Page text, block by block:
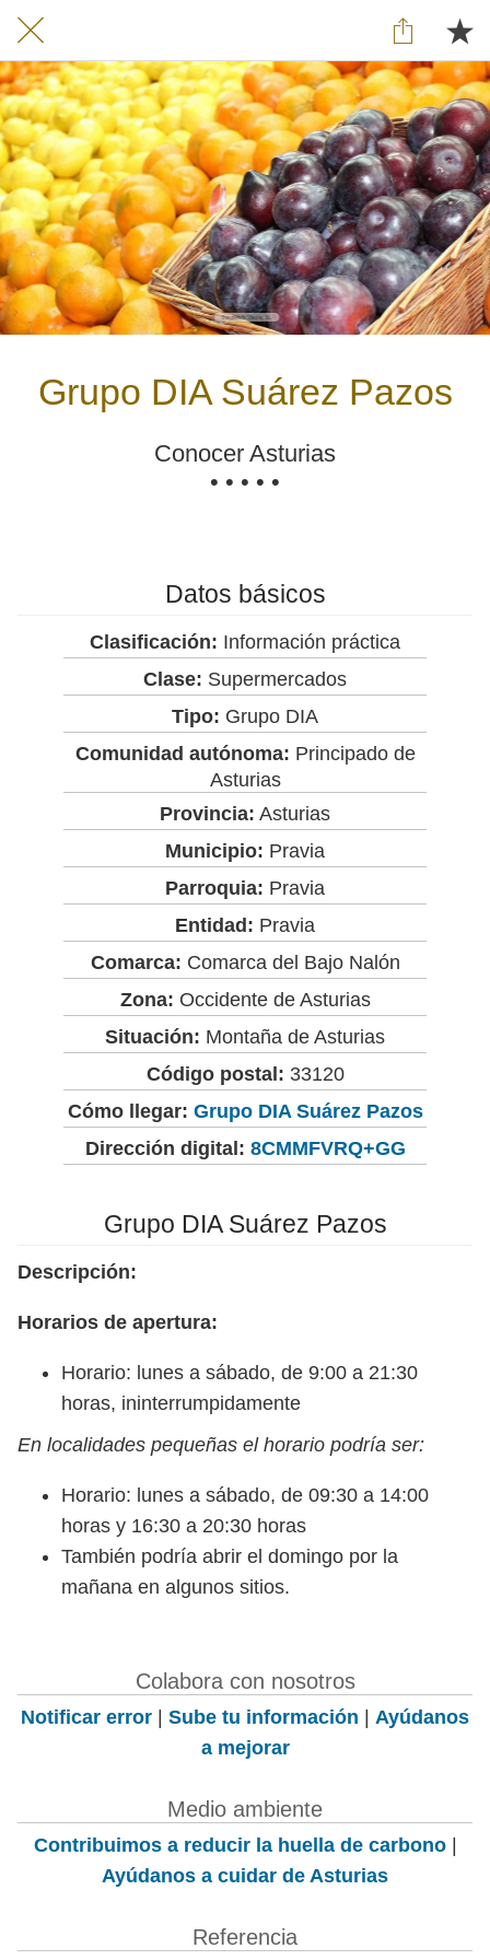
Grupo DIA Suárez Pazos
Conocer Asturias
• • • • •
Datos básicos
Clasificación: Información práctica
Clase: Supermercados
Tipo: Grupo DIA
Comunidad autónoma: Principado de
Asturias
Provincia: Asturias
Municipio: Pravia
Parroquia: Pravia
Entidad: Pravia
Comarca: Comarca del Bajo Nalón
Zona: Occidente de Asturias
Situación: Montaña de Asturias
Código postal: 33120
Cómo llegar: Grupo DIA Suárez Pazos
Dirección digital: 8CMMFVRQ+GG
Grupo DIA Suárez Pazos
Descripción:
Horarios de apertura:
Horario: lunes a sábado, de 9:00 a 21:30
horas, ininterrumpidamente
En localidades pequeñas el horario podría ser:
Horario: lunes a sábado, de 09:30 a 14:00
horas y 16:30 a 20:30 horas
También podría abrir el domingo por la
mañana en algunos sitios.
Colabora con nosotros
Notificar error | Sube tu información | Ayúdanos
a mejorar
Medio ambiente
Contribuimos a reducir la huella de carbono|
Ayúdanos a cuidar de Asturias
Referencia